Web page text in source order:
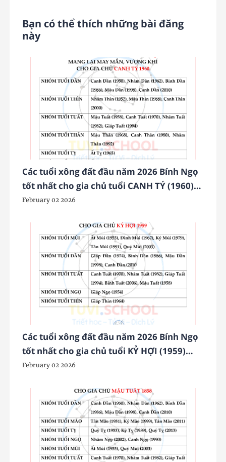
Bạn có thể thích những bài đăng
này
Các tuổi xông đất đầu năm 2026 Bính Ngọ
tốt nhất cho gia chủ tuổi CANH TÝ (1960)
may mắn, phát tài phát lộc
February 02 2026
Các tuổi xông đất đầu năm 2026 Bính Ngọ
tốt nhất cho gia chủ tuổi KỶ HỢI (1959)
may mắn, phát tài phát lộc
February 02 2026